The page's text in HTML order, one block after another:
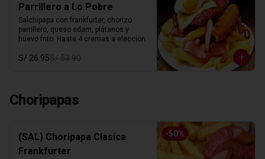
Parrillero a Lo Pobre
Salchipapa con frankfurter, chorizo
parrillero, queso edam, plátanos y
huevo frito. Hasta 4 cremas a eleccion.
S/ 26.95S/ 53.90
Choripapas
-50%
(SAL) Choripapa Clasica
Frankfurter